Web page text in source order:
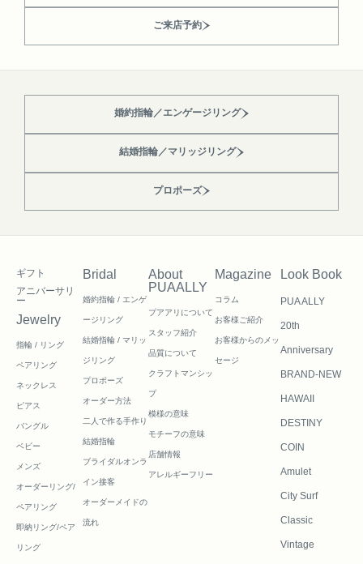
ご来店予約
婚約指輪／エンゲージリング
結婚指輪／マリッジリング
プロポーズ
ギフト
アニバーサリ
ー
Jewelry
指輪 / リング
ペアリング
ネックレス
ピアス
バングル
ベビー
メンズ
オーダーリング/
ペアリング
即納リング/ペア
リング
Bridal
婚約指輪 / エンゲ
ージリング
結婚指輪 / マリッ
ジリング
プロポーズ
オーダー方法
二人で作る手作り
結婚指輪
ブライダルオンラ
イン接客
オーダーメイドの
流れ
About
PUAALLY
プアアリについて
スタッフ紹介
品質について
クラフトマンシッ
プ
模様の意味
モチーフの意味
店舗情報
アレルギーフリー
Magazine
コラム
お客様ご紹介
お客様からのメッ
セージ
Look Book
PUA ALLY
20th
Anniversary
BRAND-NEW
HAWAII
DESTINY
COIN
Amulet
City Surf
Classic
Vintage